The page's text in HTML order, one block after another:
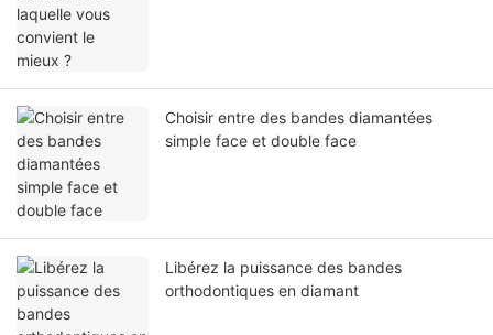
Choisir entre des bandes diamantées
simple face et double face
Libérez la puissance des bandes
orthodontiques en diamant